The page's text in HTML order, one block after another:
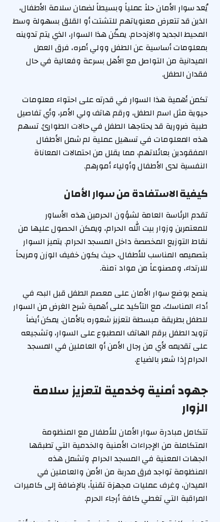
يُعد سوار الأمان حلاً عملياً وبسيطاً لضمان سلامة الأطفال،
الذين قد تتعرض معنوياتهم للتشتت أو القلق بسهولة وسط
المحيط الجديد والازدحام. يمكّن هذا السوار، الذي يتم تدوينه
بمعلومات أساسية عن الطفل وولي أمره، فرق العمل
الميدانية من التواصل مع الأهل بسرعة وفعالية في حال
فقدان الطفل.
تكمن أهمية هذا السوار في قدرته على احتواء معلومات
حيوية مثل اسم الطفل، ورقم هاتف ولي الأمر، وأي تفاصيل
طبية ضرورية قد يحتاجها الطفل في حالات الطوارئ. تسهم
هذه المعلومات في تسهيل عملية لم شمل الأطفال
المفقودين بعائلاتهم، مما يقلل من احتمالات المعاناة
النفسية لدى الأطفال وأولياء أمورهم.
كيفية الاستفادة من سوار الأمان
تقدم الرئاسة العامة لشؤون الحرمين هذه الأساور
للمعتمرين وزوار بيت الله الحرام، ويمكن الحصول عليها من
نقاط التوزيع المخصصة داخل المسجد الحرام. يتميز السوار
بتصميمه المناسب للأطفال، حيث يكون خفيف الوزن ومريحاً
للارتداء، ومصنوعاً من مواد آمنة.
ينصح بوضع سوار الأمان على معصم الطفل قبل البدء في
أداء المناسك، مع التأكيد على أهمية شرح الغرض من السوار
للطفل بطريقة مبسطة لتعزيز شعوره بالأمان. يمكن أيضاً
تزويد الطفل برقم الهاتف المطبوع على السوار، وتشجيعه
على تقديمه لأي من رجال الأمن أو العاملين في المسجد
الحرام إذا شعر بالضياع.
جهود أمنية وخدمية لتعزيز سلامة
الزوار
تتكامل مبادرة سوار الأمان للأطفال مع المنظومة
المتكاملة من الإجراءات الأمنية والخدمية التي تطبقها
الجهات المعنية في المسجد الحرام. وتشمل هذه
المنظومة تواجد فرق مدربة من الأمن والعاملين في
الميدان، وغرف عمليات مجهزة تقنياً، بالإضافة إلى كاميرات
المراقبة التي تغطي كافة أرجاء الحرم.